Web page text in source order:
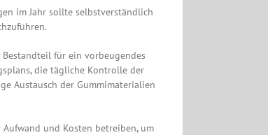
im Jahr sollte selbstverständlich
für ein vorbeugendes
die tägliche Kontrolle der
Austausch der Gummimaterialien
und Kosten betreiben, um